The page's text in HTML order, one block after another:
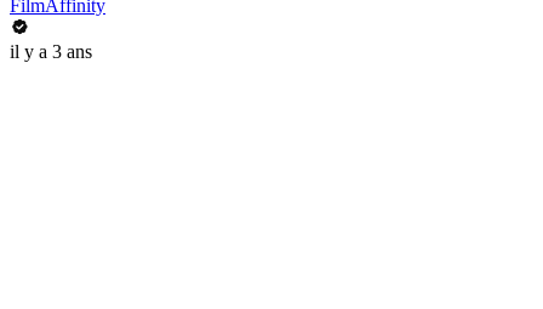
FilmAffinity
il y a 3 ans